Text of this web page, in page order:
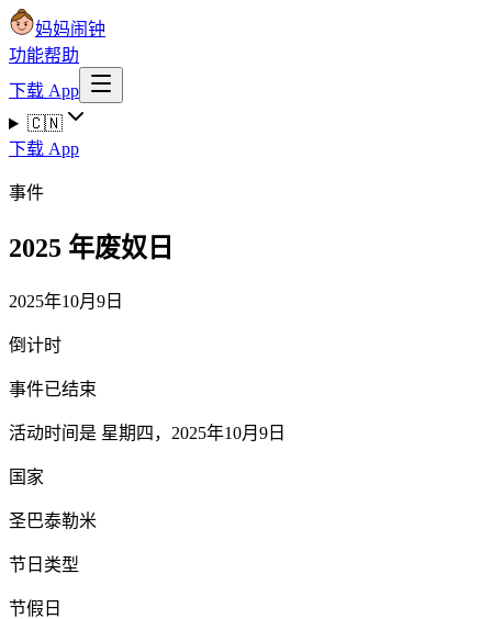
妈妈闹钟
功能帮助
下载 App
🇨🇳
下载 App
事件
2025 年废奴日
2025年10月9日
倒计时
事件已结束
活动时间是 星期四，2025年10月9日
国家
圣巴泰勒米
节日类型
节假日